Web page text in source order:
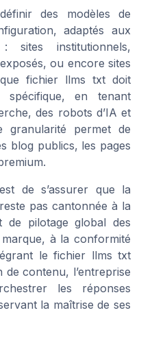
des modèles de
adaptés aux
sites institutionnels,
ou encore sites
fichier llms txt doit
spécifique, en tenant
des robots d’IA et
granularité permet de
blog publics, les pages
de s’assurer que la
pas cantonnée à la
de pilotage global des
à la conformité
le fichier llms txt
contenu, l’entreprise
les réponses
la maîtrise de ses